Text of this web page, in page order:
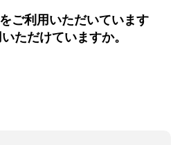
ご利用いただいています
ただけていますか。